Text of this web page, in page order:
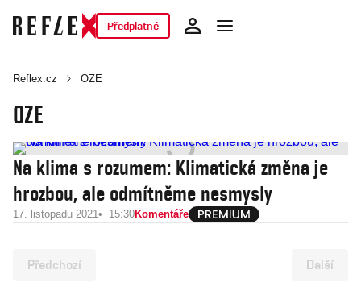
Předplatné
Reflex.cz OZE
OZE
Na klima s rozumem: Klimatická změna je
hrozbou, ale odmítněme nesmysly
17. listopadu 2021 15:30Komentáře
Předchozí Další